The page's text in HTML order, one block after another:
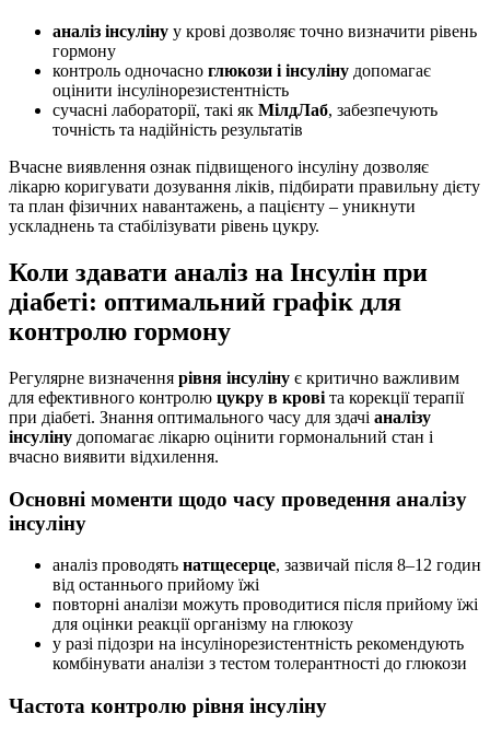
аналіз інсуліну у крові дозволяє точно визначити рівень
гормону
контроль одночасно глюкози і інсуліну допомагає
оцінити інсулінорезистентність
сучасні лабораторії, такі як МілдЛаб, забезпечують
точність та надійність результатів
Вчасне виявлення ознак підвищеного інсуліну дозволяє
лікарю коригувати дозування ліків, підбирати правильну дієту
та план фізичних навантажень, а пацієнту – уникнути
ускладнень та стабілізувати рівень цукру.
Коли здавати аналіз на Інсулін при
діабеті: оптимальний графік для
контролю гормону
Регулярне визначення рівня інсуліну є критично важливим
для ефективного контролю цукру в крові та корекції терапії
при діабеті. Знання оптимального часу для здачі аналізу
інсуліну допомагає лікарю оцінити гормональний стан і
вчасно виявити відхилення.
Основні моменти щодо часу проведення аналізу
інсуліну
аналіз проводять натщесерце, зазвичай після 8–12 годин
від останнього прийому їжі
повторні аналізи можуть проводитися після прийому їжі
для оцінки реакції організму на глюкозу
у разі підозри на інсулінорезистентність рекомендують
комбінувати аналізи з тестом толерантності до глюкози
Частота контролю рівня інсуліну